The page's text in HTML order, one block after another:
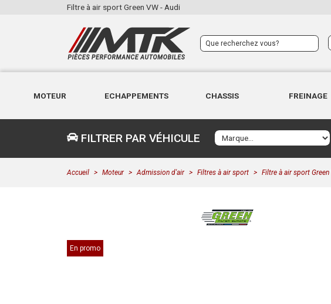
Filtre à air sport Green VW - Audi
MOTEUR ECHAPPEMENTS CHASSIS FREINAGE
FILTRER PAR VÉHICULE
Accueil Moteur Admission d'air Filtres à air sport Filtre à air sport Green
En promo